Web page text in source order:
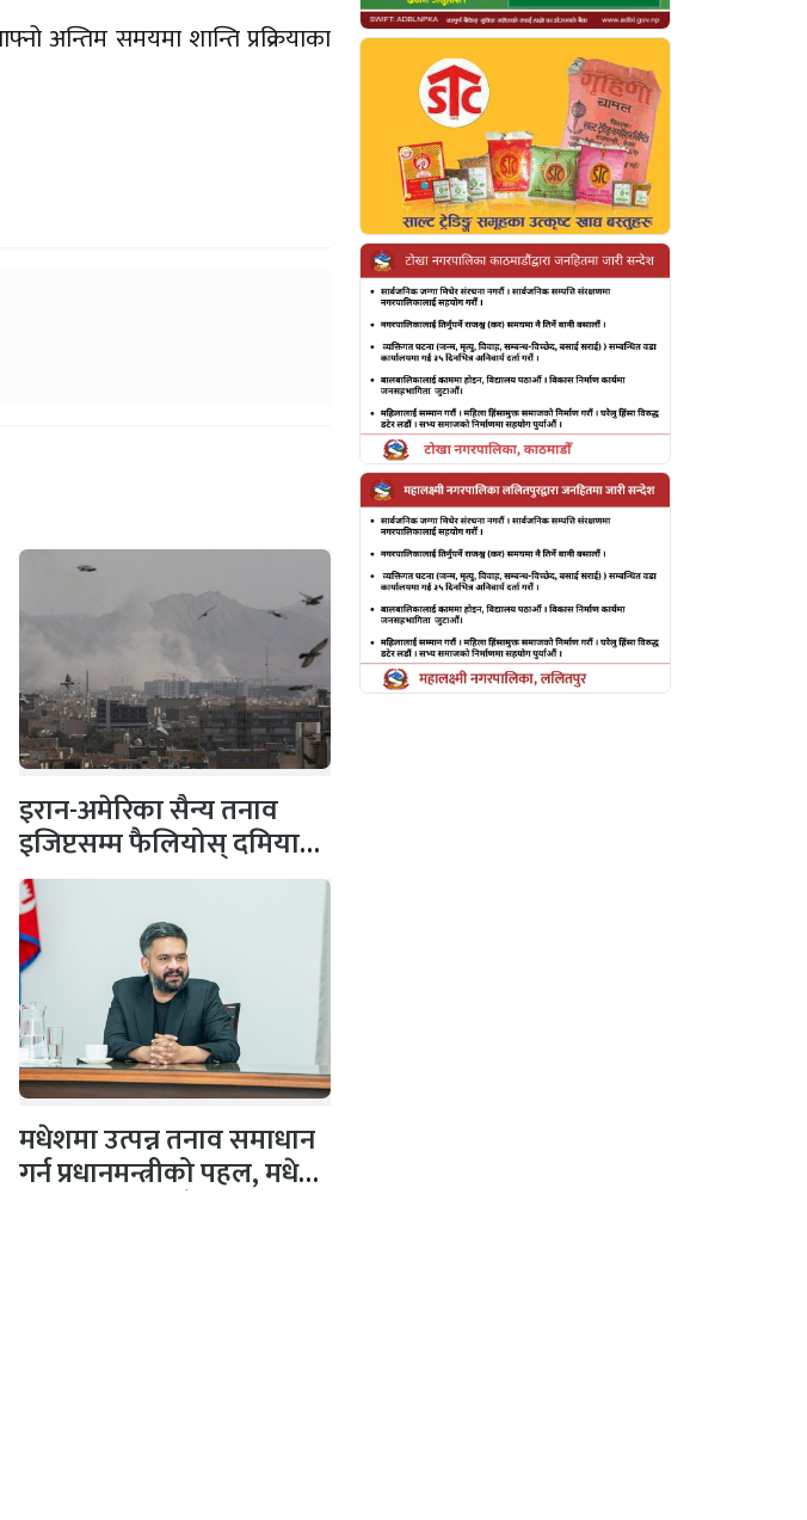
अन्तिम समयमा शान्ति प्रक्रियाका
इरान-अमेरिका सैन्य तनाव
इजिप्टसम्म फैलियोस् दमियाता
बन्दरगाहमा दुई ग्यास
ट्याङ्करमा…
मधेशमा उत्पन्न तनाव समाधान
गर्न प्रधानमन्त्रीको पहल, मधेशी